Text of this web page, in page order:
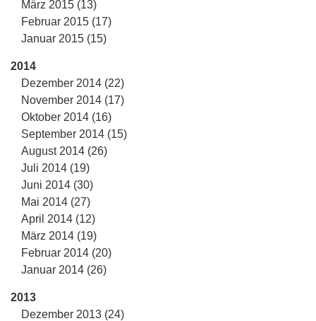
März 2015 (13)
Februar 2015 (17)
Januar 2015 (15)
2014
Dezember 2014 (22)
November 2014 (17)
Oktober 2014 (16)
September 2014 (15)
August 2014 (26)
Juli 2014 (19)
Juni 2014 (30)
Mai 2014 (27)
April 2014 (12)
März 2014 (19)
Februar 2014 (20)
Januar 2014 (26)
2013
Dezember 2013 (24)